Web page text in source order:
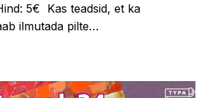
5€ Kas teadsid, et ka
ilmutada pilte…